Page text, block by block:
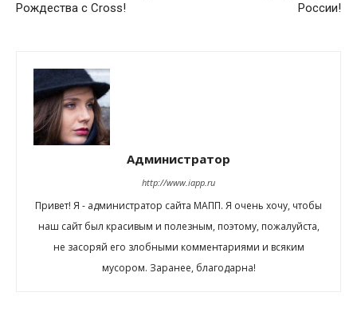
Рождества с Cross!
России!
Администратор
http://www.iapp.ru
Привет! Я - администратор сайта МАПП. Я очень хочу, чтобы
наш сайт был красивым и полезным, поэтому, пожалуйста,
не засоряй его злобными комментариями и всяким
мусором. Заранее, благодарна!